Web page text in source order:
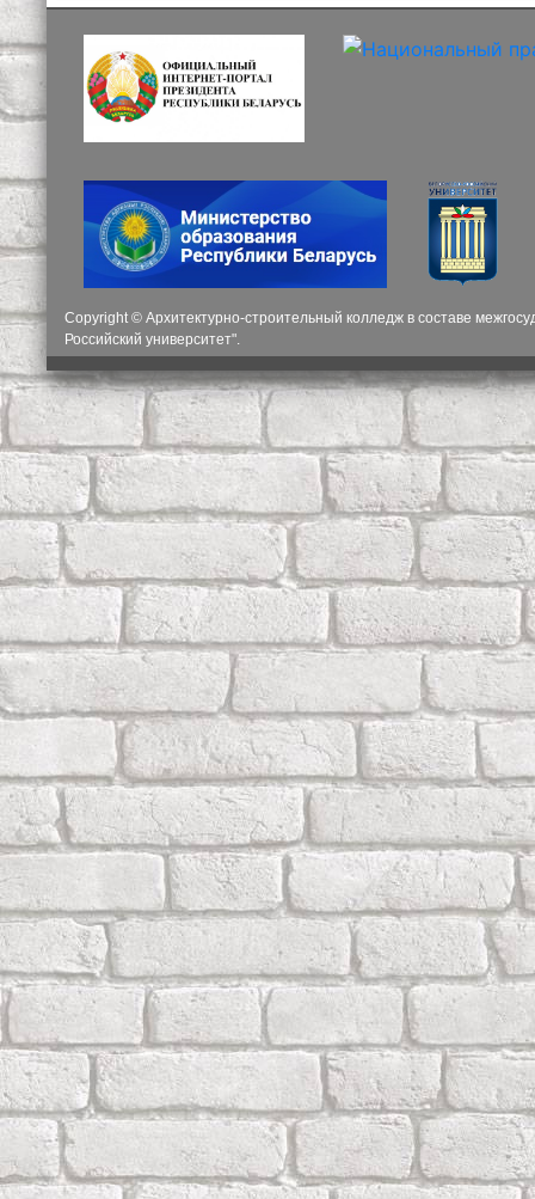
Copyright © Архитектурно-строительный колледж в составе
Российский университет".